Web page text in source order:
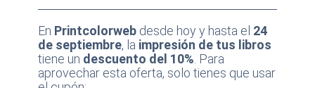
En Printcolorwebdesde hoy y hasta el 24
de septiembre, la impresión de tus libros
tiene un descuento del 10%. Para
aprovechar esta oferta, solo tienes que usar